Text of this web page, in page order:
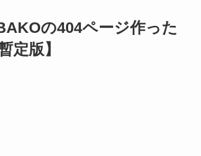
の404ページ作った
定版】